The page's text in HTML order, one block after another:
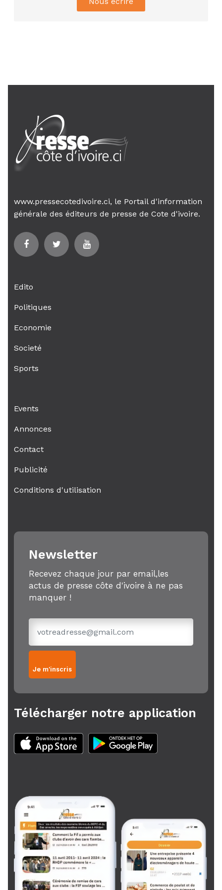
de l’UNJCI appelle à une...
www.pressecotedivoire.ci, le Portail d'information
générale des éditeurs de presse de Cote d'ivoire.
Edito
Politiques
Economie
Societé
Sports
Events
Annonces
Contact
Publicité
Conditions d'utilisation
Newsletter
Recevez chaque jour par email,les
actus de presse côte d'ivoire à ne pas
manquer !
Je m'inscris
Télécharger notre application